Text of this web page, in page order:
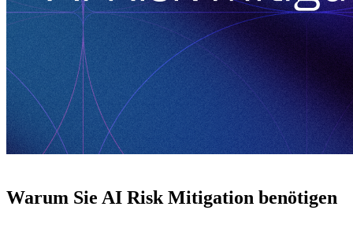
Warum Sie AI Risk Mitigation benötigen